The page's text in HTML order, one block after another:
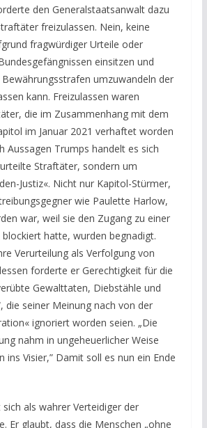
den Generalstaatsanwalt dazu
freizulassen. Nein, keine
fragwürdiger Urteile oder
einsitzen und
umzuwandeln der
kann. Freizulassen waren
die im Zusammenhang mit dem
im Januar 2021 verhaftet worden
Aussagen Trumps handelt es sich
Straftäter, sondern um
Justiz«. Nicht nur Kapitol-Stürmer,
wie Paulette Harlow,
war, weil sie den Zugang zu einer
hatte, wurden begnadigt.
Verurteilung als Verfolgung von
forderte er Gerechtigkeit für die
Gewalttaten, Diebstähle und
die seiner Meinung nach von der
ignoriert worden seien. „Die
nahm in ungeheuerlicher Weise
ins Visier,” Damit soll es nun ein Ende
als wahrer Verteidiger der
Er glaubt, dass die Menschen „ohne